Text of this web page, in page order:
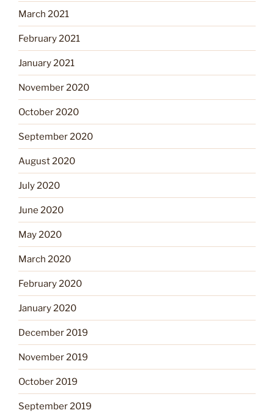
March 2021
February 2021
January 2021
November 2020
October 2020
September 2020
August 2020
July 2020
June 2020
May 2020
March 2020
February 2020
January 2020
December 2019
November 2019
October 2019
September 2019